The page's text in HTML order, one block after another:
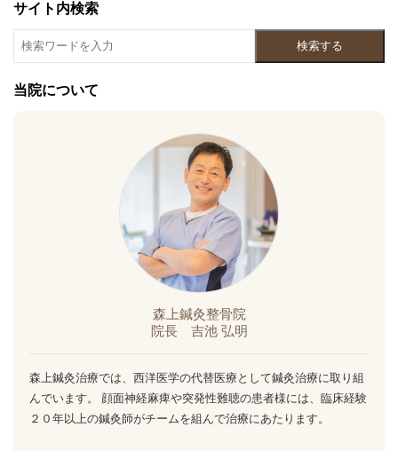
サイト内検索
検索する
当院について
森上鍼灸整骨院
院長 吉池 弘明
森上鍼灸治療では、西洋医学の代替医療として鍼灸治療に取り組
んでいます。 顔面神経麻痺や突発性難聴の患者様には、臨床経験
２０年以上の鍼灸師がチームを組んで治療にあたります。